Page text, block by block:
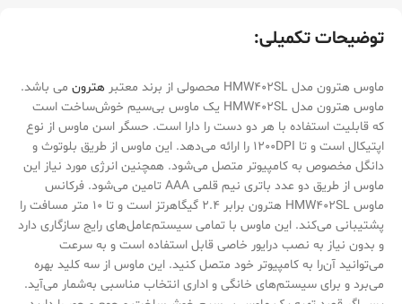
توضیحات تکمیلی:
ماوس هترون مدل HMW402SL محصولی از برند معتبر هترون می باشد.
ماوس هترون مدل HMW402SL یک ماوس بی‌سیم خوش‌ساخت است
که قابلیت استفاده با هر دو دست را دارا است. حسگر اسن ماوس از نوع
اپتیکال است و تا 1200DPI را ارائه می‌دهد. این ماوس از طریق بلوتوث و
دانگل مخصوص به کامپیوتر متصل می‌شود. همچنین انرژی مورد نیاز این
ماوس از طریق دو عدد باتری نیم قلمی AAA تامین می‌شود. فرکانس
ماوس HMW402SL هترون برابر 2.4 گیگاهرتز است و تا 10 متر مسافت را
پشتیبانی می‌کند. این ماوس با تمامی سیستم‌عامل‌های رایج سازگاری دارد
و بدون نیاز به نصب درایور خاصی قابل استفاده است و به سرعت
می‌توانید آن‌را به کامپیوتر خود متصل کنید. این ماوس از سه کلید بهره
می‌برد و برای سیستم‌های خانگی و اداری انتخاب مناسبی به‌شمار می‌آید.